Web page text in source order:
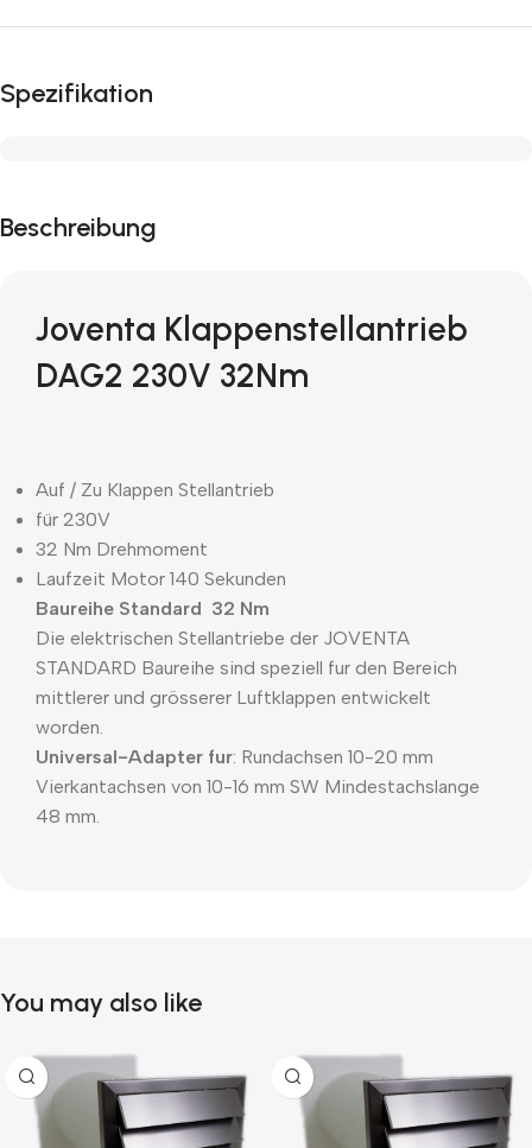
Spezifikation
Beschreibung
Joventa Klappenstellantrieb
DAG2 230V 32Nm
Auf / Zu Klappen Stellantrieb
für 230V
32 Nm Drehmoment
Laufzeit Motor 140 Sekunden
Baureihe Standard 32 Nm
Die elektrischen Stellantriebe der JOVENTA
STANDARD Baureihe sind speziell fur den Bereich
mittlerer und grösserer Luftklappen entwickelt
worden.
Universal-Adapter fur: Rundachsen 10-20 mm
Vierkantachsen von 10-16 mm SW Mindestachslange
48 mm.
You may also like